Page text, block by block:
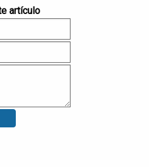
artículo